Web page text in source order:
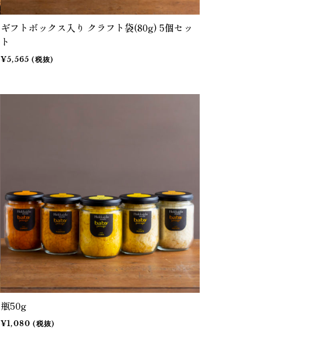
ギフトボックス入り クラフト袋(80g) 5個セッ
ト
¥5,565 (税抜)
瓶50g
¥1,080 (税抜)